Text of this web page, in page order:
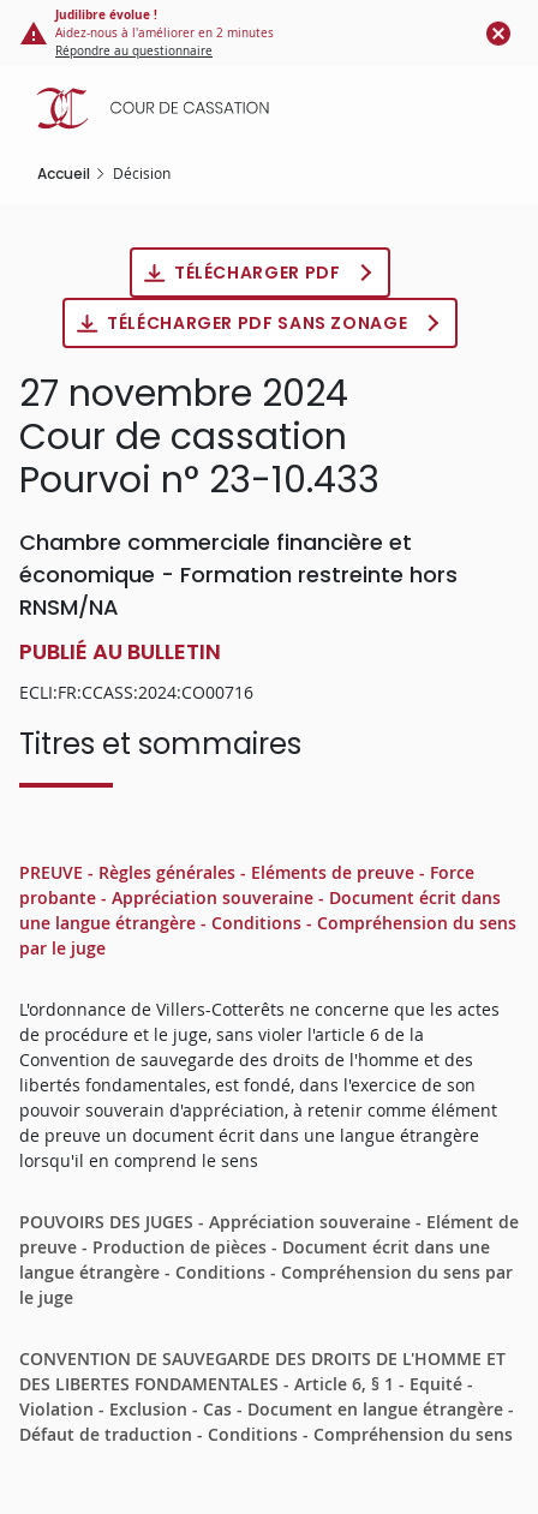
Panneau de gestion des cookies
contenu
principal
Judilibre évolue !
Aidez-nous à l'améliorer en 2 minutes
Répondre au questionnaire
Accueil Décision
TÉLÉCHARGER PDF
TÉLÉCHARGER PDF SANS ZONAGE
27 novembre 2024
Cour de cassation
Pourvoi n° 23-10.433
Chambre commerciale financière et
économique - Formation restreinte hors
RNSM/NA
PUBLIÉ AU BULLETIN
ECLI:FR:CCASS:2024:CO00716
Titres et sommaires
PREUVE - Règles générales - Eléments de preuve - Force
probante - Appréciation souveraine - Document écrit dans
une langue étrangère - Conditions - Compréhension du sens
par le juge
L'ordonnance de Villers-Cotterêts ne concerne que les actes
de procédure et le juge, sans violer l'article 6 de la
Convention de sauvegarde des droits de l'homme et des
libertés fondamentales, est fondé, dans l'exercice de son
pouvoir souverain d'appréciation, à retenir comme élément
de preuve un document écrit dans une langue étrangère
lorsqu'il en comprend le sens
POUVOIRS DES JUGES - Appréciation souveraine - Elément de
preuve - Production de pièces - Document écrit dans une
langue étrangère - Conditions - Compréhension du sens par
le juge
CONVENTION DE SAUVEGARDE DES DROITS DE L'HOMME ET
DES LIBERTES FONDAMENTALES - Article 6, § 1 - Equité -
Violation - Exclusion - Cas - Document en langue étrangère -
Défaut de traduction - Conditions - Compréhension du sens